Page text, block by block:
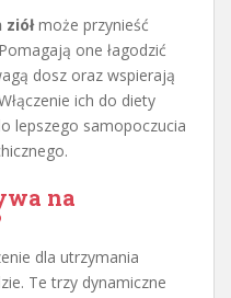
może przynieść
one łagodzić
dosz oraz wspierają
ich do diety
lepszego samopoczucia
na
dla utrzymania
Te trzy dynamiczne